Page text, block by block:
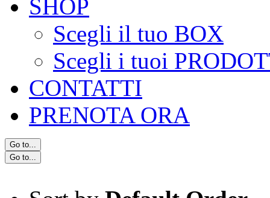
SHOP
Scegli il tuo BOX
Scegli i tuoi
CONTATTI
PRENOTA ORA
Go to...
Go to...